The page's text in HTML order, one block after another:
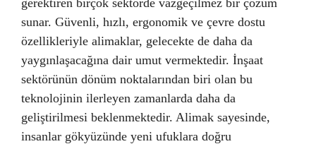
sunar. Güvenli, hızlı, ergonomik ve çevre dostu
özellikleriyle alimaklar, gelecekte de daha da
yaygınlaşacağına dair umut vermektedir. İnşaat
sektörünün dönüm noktalarından biri olan bu
teknolojinin ilerleyen zamanlarda daha da
geliştirilmesi beklenmektedir. Alimak sayesinde,
insanlar gökyüzünde yeni ufuklara doğru